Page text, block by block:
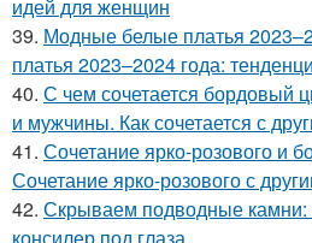
идей для женщин
39. Модные белые платья
платья 2023–2024 года:
40. С чем сочетается бордовый
и мужчины. Как сочетается с
41. Сочетание ярко-розового и
Сочетание ярко-розового с
42. Скрываем подводные камни: